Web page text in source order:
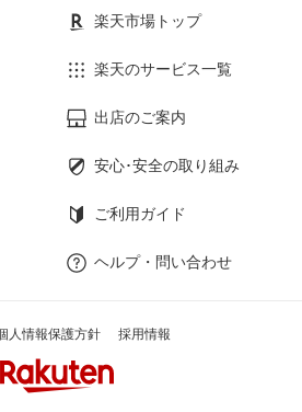
楽天市場トップ
楽天のサービス一覧
出店のご案内
安心･安全の取り組み
ご利用ガイド
ヘルプ・問い合わせ
人情報保護方針 採用情報